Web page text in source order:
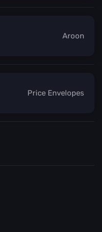
Aroon
Price Envelopes